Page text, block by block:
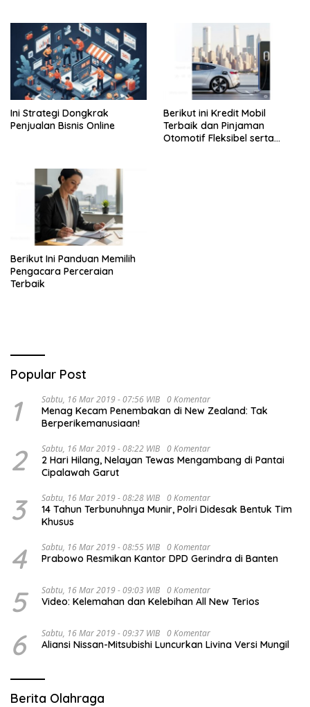
Ini Strategi Dongkrak
Penjualan Bisnis Online
Berikut ini Kredit Mobil
Terbaik dan Pinjaman
Otomotif Fleksibel serta
Berikut Ini Panduan Memilih
Pengacara Perceraian
Terbaik
Popular Post
1 Sabtu, 16 Mar 2019 - 07:56 WIB 0 Komentar
Menag Kecam Penembakan di New Zealand: Tak
Berperikemanusiaan!
2 Sabtu, 16 Mar 2019 - 08:22 WIB 0 Komentar
2 Hari Hilang, Nelayan Tewas Mengambang di Pantai
Cipalawah Garut
3 Sabtu, 16 Mar 2019 - 08:28 WIB 0 Komentar
14 Tahun Terbunuhnya Munir, Polri Didesak Bentuk Tim
Khusus
4 Sabtu, 16 Mar 2019 - 08:55 WIB 0 Komentar
Prabowo Resmikan Kantor DPD Gerindra di Banten
5 Sabtu, 16 Mar 2019 - 09:03 WIB 0 Komentar
Video: Kelemahan dan Kelebihan All New Terios
6 Sabtu, 16 Mar 2019 - 09:37 WIB 0 Komentar
Aliansi Nissan-Mitsubishi Luncurkan Livina Versi Mungil
Berita Olahraga